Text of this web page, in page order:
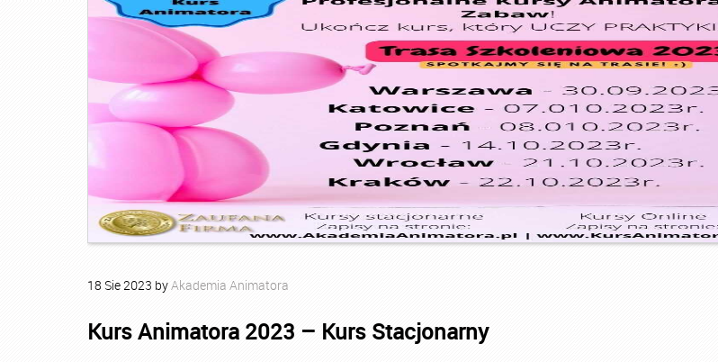
18 Sie2023 byAkademia Animatora
Kurs Animatora 2023 – Kurs Stacjonarny